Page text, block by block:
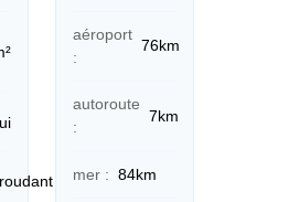
aéroport
:
76km
autoroute
:
7km
mer : 84km